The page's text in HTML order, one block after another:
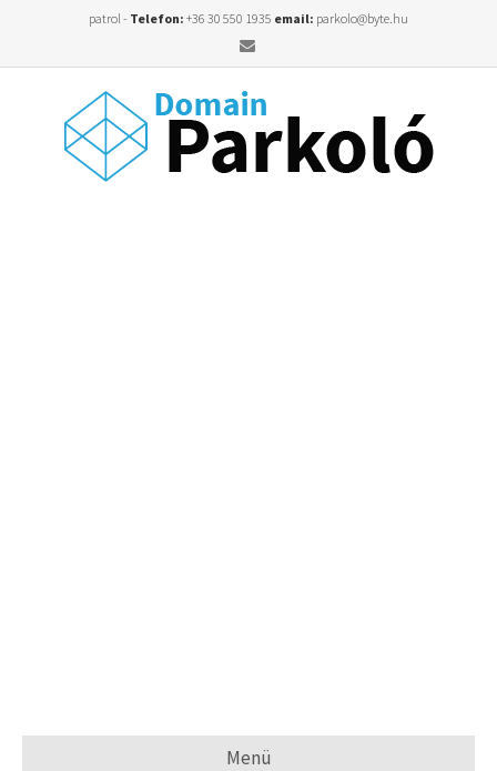
patrol - Telefon: +36 30 550 1935 email: parkolo@byte.hu
Email
Menü